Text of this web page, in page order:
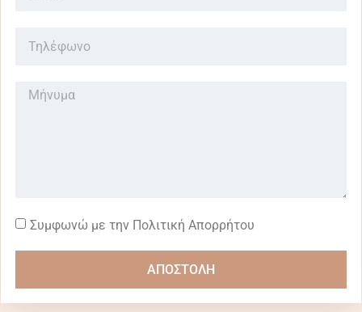
Συμφωνώ με την Πολιτική Απορρήτου
ΑΠΟΣΤΟΛΗ